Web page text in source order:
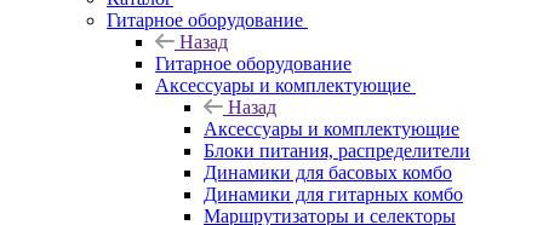
Гитарное оборудование
Назад
Гитарное оборудование
Аксессуары и комплектующие
Назад
Аксессуары и комплектующие
Блоки питания, распределители
Динамики для басовых комбо
Динамики для гитарных комбо
Маршрутизаторы и селекторы